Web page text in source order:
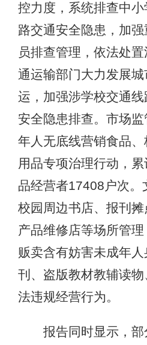
控力度，系统排查中
路交通安全隐患，加
员排查管理，依法处
通运输部门大力发展
运，加强涉学校交通
安全隐患排查。市场
年人无底线营销食品
用品专项治理行动，
品经营者17408户次。
校园周边书店、报刊
产品维修店等场所管理
贩卖含有妨害未成年
刊、盗版教材教辅读
法违规经营行为。
报告同时显示，部